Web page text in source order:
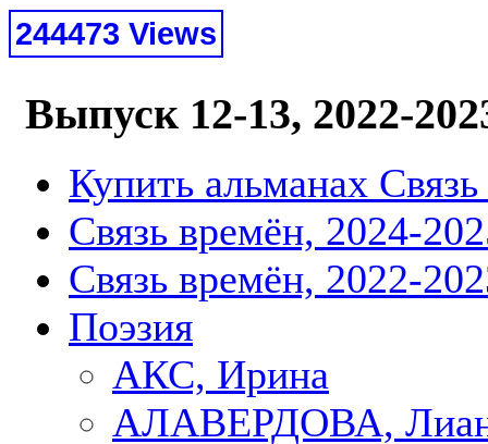
244473 Views
Выпуск 12-13, 2022-
Купить альманах
Связь времён, 2024-
Связь времён, 2022-
Поэзия
АКС, Ирина
АЛАВЕРДОВА,